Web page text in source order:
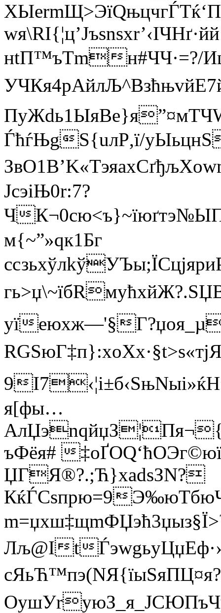
нtП™ъТmн#ЧЧ·=?/
ЃћѓЊgЅ{uлР,ї/
ЈсэiЊ0r:7?
Ч
м{~”»qк1Бг
yїеюxж—'§
9
я[фы…
ъФёя#
ЏГЯ®?­.;Ћ}xаdsЗN?
КќЃСѕпрю=9
Лљ@It
сЯьЋ™пэ(NЯ{їыЅяПЦ¤я?